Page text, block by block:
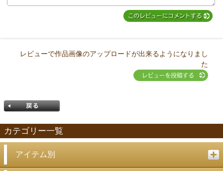
レビューで作品画像のアップロードが出来るようになりまし
た
カテゴリー一覧
アイテム別